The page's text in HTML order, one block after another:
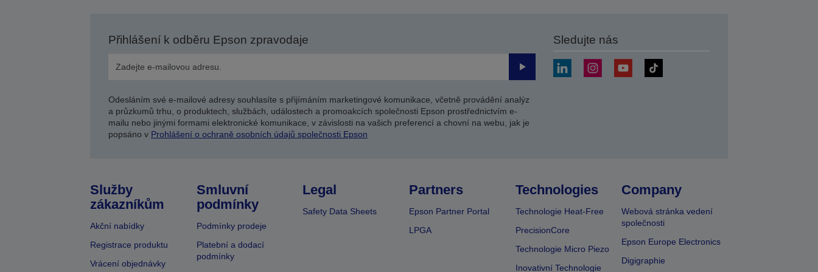
Přihlášení k odběru Epson zpravodaje
Odeslat
Odesláním své e-mailové adresy souhlasíte s přijímáním marketingové komunikace, včetně provádění analýz
a průzkumů trhu, o produktech, službách, událostech a promoakcích společnosti Epson prostřednictvím e-
mailu nebo jinými formami elektronické komunikace, v závislosti na vašich preferencí a chovní na webu, jak je
popsáno v Prohlášení o ochraně osobních údajů společnosti Epson
Sledujte nás
Služby
zákazníkům
Akční nabídky
Registrace produktu
Vrácení objednávky
Smluvní
podmínky
Podmínky prodeje
Platební a dodací
podmínky
Legal
Safety Data Sheets
Partners
Epson Partner Portal
LPGA
Technologies
Technologie Heat-Free
PrecisionCore
Technologie Micro Piezo
Inovativní Technologie
Company
Webová stránka vedení
společnosti
Epson Europe Electronics
Digigraphie